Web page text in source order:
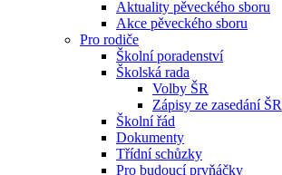
Aktuality pěveckého sboru
Akce pěveckého sboru
Pro rodiče
Školní poradenství
Školská rada
Volby ŠR
Zápisy ze zasedání ŠR
Školní řád
Dokumenty
Třídní schůzky
Pro budoucí prvňáčky